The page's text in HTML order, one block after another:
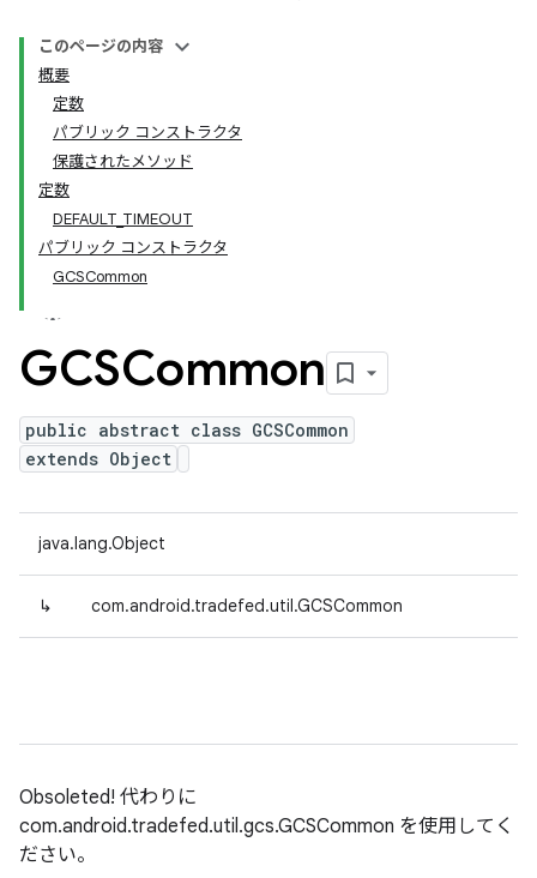
このページの内容
概要
定数
パブリック コンストラクタ
保護されたメソッド
定数
DEFAULT_TIMEOUT
パブリック コンストラクタ
GCSCommon
GCSCommon
public abstract class GCSCommon
extends Object
java.lang.Object
↳ com.android.tradefed.util.GCSCommon
Obsoleted! 代わりに
com.android.tradefed.util.gcs.GCSCommon を使用してく
ださい。